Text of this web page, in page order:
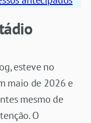
esteve no
maio de 2026 e
mesmo de
O